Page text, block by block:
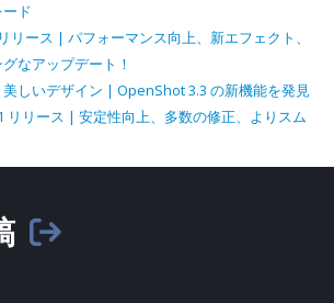
ド
リース | パフォーマンス向上、新エフェクト、
なアップデート！
しいデザイン | OpenShot 3.3 の新機能を発見
リリース | 安定性向上、多数の修正、よりスム